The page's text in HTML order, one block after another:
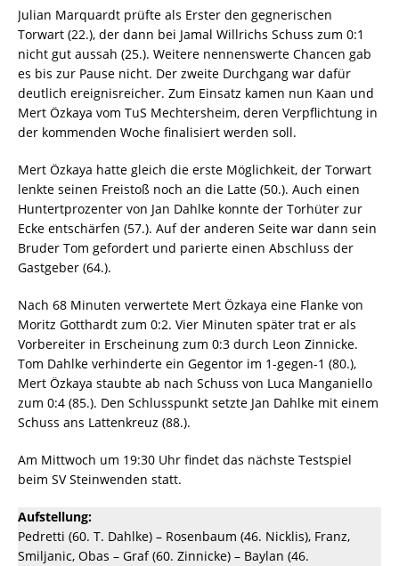
Julian Marquardt prüfte als Erster den gegnerischen
Torwart (22.), der dann bei Jamal Willrichs Schuss zum 0:1
nicht gut aussah (25.). Weitere nennenswerte Chancen gab
es bis zur Pause nicht. Der zweite Durchgang war dafür
deutlich ereignisreicher. Zum Einsatz kamen nun Kaan und
Mert Özkaya vom TuS Mechtersheim, deren Verpflichtung in
der kommenden Woche finalisiert werden soll.
Mert Özkaya hatte gleich die erste Möglichkeit, der Torwart
lenkte seinen Freistoß noch an die Latte (50.). Auch einen
Huntertprozenter von Jan Dahlke konnte der Torhüter zur
Ecke entschärfen (57.). Auf der anderen Seite war dann sein
Bruder Tom gefordert und parierte einen Abschluss der
Gastgeber (64.).
Nach 68 Minuten verwertete Mert Özkaya eine Flanke von
Moritz Gotthardt zum 0:2. Vier Minuten später trat er als
Vorbereiter in Erscheinung zum 0:3 durch Leon Zinnicke.
Tom Dahlke verhinderte ein Gegentor im 1-gegen-1 (80.),
Mert Özkaya staubte ab nach Schuss von Luca Manganiello
zum 0:4 (85.). Den Schlusspunkt setzte Jan Dahlke mit einem
Schuss ans Lattenkreuz (88.).
Am Mittwoch um 19:30 Uhr findet das nächste Testspiel
beim SV Steinwenden statt.
Aufstellung:
Pedretti (60. T. Dahlke) – Rosenbaum (46. Nicklis), Franz,
Smiljanic, Obas – Graf (60. Zinnicke) – Baylan (46.